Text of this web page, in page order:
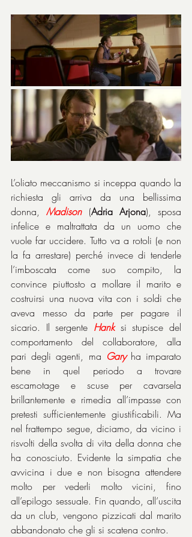
L’oliato meccanismo si inceppa quando la
richiesta gli arriva da una bellissima
donna, Madison (Adria Arjona), sposa
infelice e maltrattata da un uomo che
vuole far uccidere. Tutto va a rotoli (e non
la fa arrestare) perché invece di tenderle
l’imboscata come suo compito, la
convince piuttosto a mollare il marito e
costruirsi una nuova vita con i soldi che
aveva messo da parte per pagare il
sicario. Il sergente Hank si stupisce del
comportamento del collaboratore, alla
pari degli agenti, ma Gary ha imparato
bene in quel periodo a trovare
escamotage e scuse per cavarsela
brillantemente e rimedia all’impasse con
pretesti sufficientemente giustificabili. Ma
nel frattempo segue, diciamo, da vicino i
risvolti della svolta di vita della donna che
ha conosciuto. Evidente la simpatia che
avvicina i due e non bisogna attendere
molto per vederli molto vicini, fino
all’epilogo sessuale. Fin quando, all’uscita
da un club, vengono pizzicati dal marito
abbandonato che gli si scatena contro.